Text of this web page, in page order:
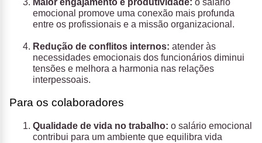
Maior engajamento e produtividade: o salário
emocional promove uma conexão mais profunda
entre os profissionais e a missão organizacional.
Redução de conflitos internos: atender às
necessidades emocionais dos funcionários diminui
tensões e melhora a harmonia nas relações
interpessoais.
Para os colaboradores
Qualidade de vida no trabalho: o salário emocional
contribui para um ambiente que equilibra vida